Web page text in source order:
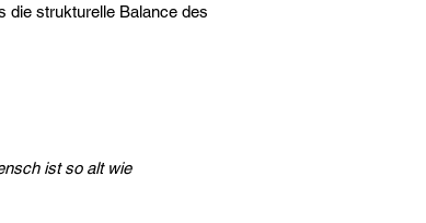
die strukturelle Balance des
ist so alt wie